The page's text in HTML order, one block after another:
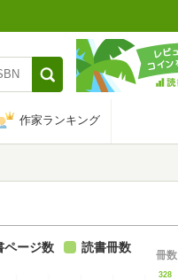
作家ランキング
328
冊数
ページ数 読書冊数